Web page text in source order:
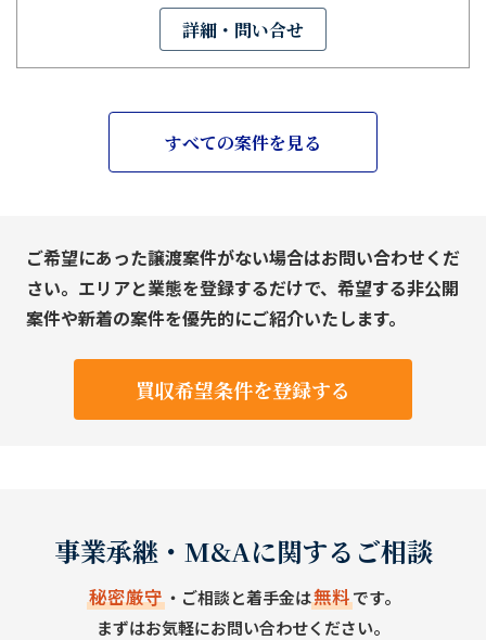
詳細・問い合せ
すべての案件を見る
ご希望にあった譲渡案件がない場合はお問い合わせくだ
さい。エリアと業態を登録するだけで、希望する非公開
案件や新着の案件を優先的にご紹介いたします。
買収希望条件を登録する
事業承継・M&Aに関するご相談
秘密厳守・ご相談と着手金は無料です。
まずはお気軽にお問い合わせください。